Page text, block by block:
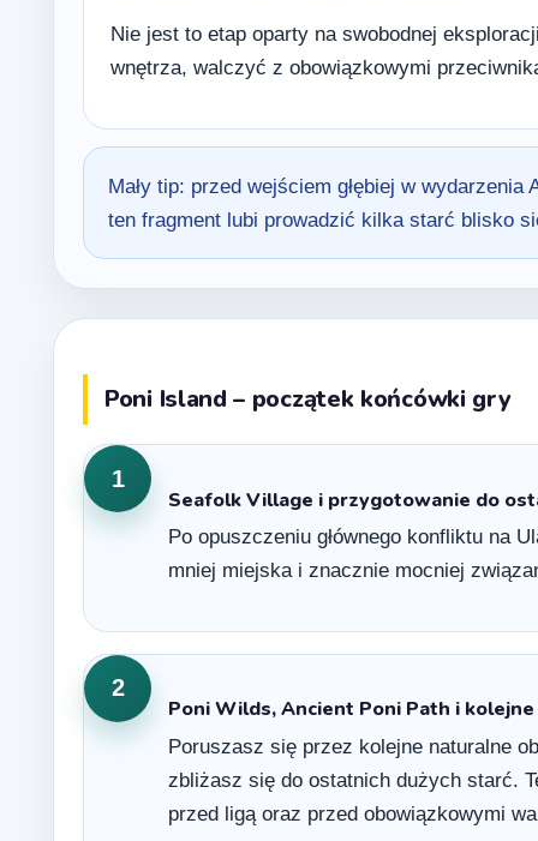
Nie jest to etap oparty na swobodnej
wnętrza, walczyć z obowiązkowymi
Mały tip: przed wejściem głębiej w
ten fragment lubi prowadzić kilka starć blisko
Poni Island – początek końcówki gry
1
Seafolk Village i przygotowanie do
Po opuszczeniu głównego konfliktu na
mniej miejska i znacznie mocniej
2
Poni Wilds, Ancient Poni Path i
Poruszasz się przez kolejne naturalne
zbliżasz się do ostatnich dużych starć.
przed ligą oraz przed obowiązkowymi